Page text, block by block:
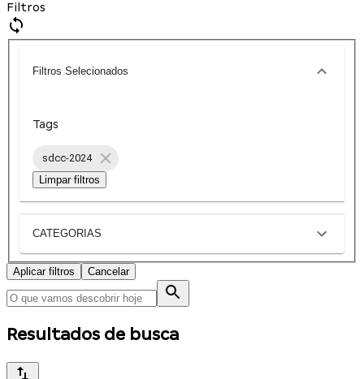
Filtros
Filtros Selecionados
Tags
sdcc-2024
Limpar filtros
CATEGORIAS
Aplicar filtros Cancelar
Resultados de busca